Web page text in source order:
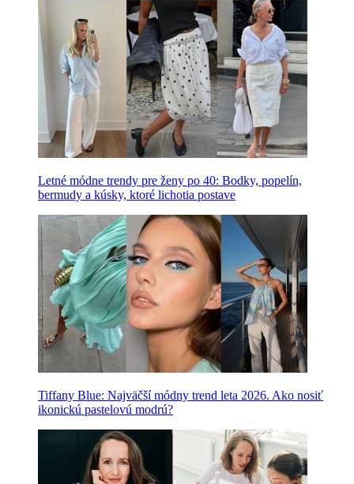
Letné módne trendy pre ženy po 40: Bodky, popelín,
bermudy a kúsky, ktoré lichotia postave
Tiffany Blue: Najväčší módny trend leta 2026. Ako nosiť
ikonickú pastelovú modrú?